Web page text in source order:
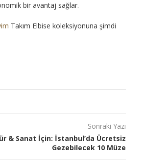
bir avantaj sağlar.
Takım Elbise koleksiyonuna şimdi
Sonraki Yazı
& Sanat İçin: İstanbul’da Ücretsiz
Gezebilecek 10 Müze